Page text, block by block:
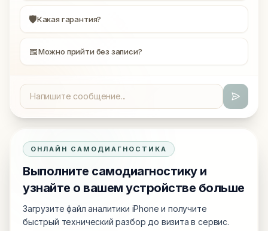
🛡Какая гарантия?
📅Можно прийти без записи?
ОНЛАЙН САМОДИАГНОСТИКА
Выполните самодиагностику и
узнайте о вашем устройстве больше
Загрузите файл аналитики iPhone и получите
быстрый технический разбор до визита в сервис.